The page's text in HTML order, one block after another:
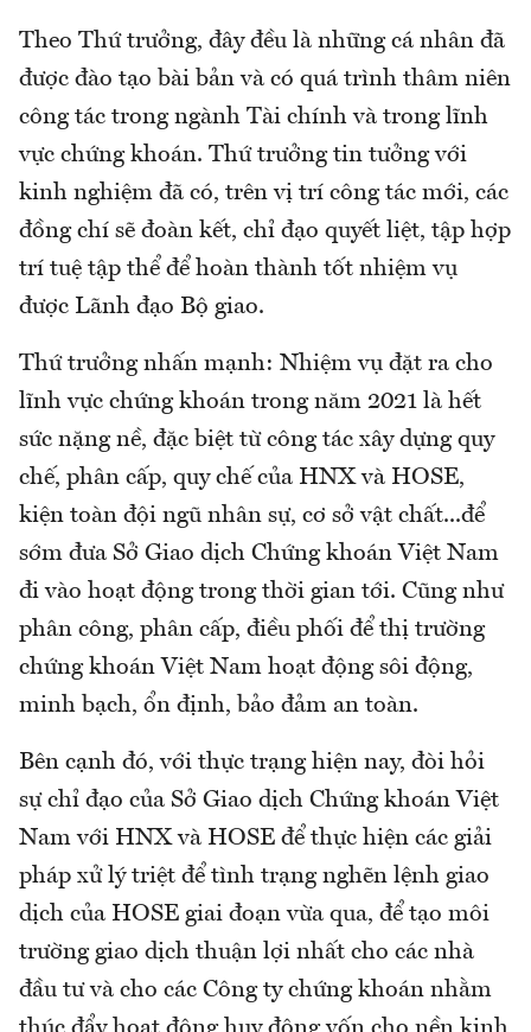
Theo Thứ trưởng, đây đều là những cá nhân đã
được đào tạo bài bản và có quá trình thâm niên
công tác trong ngành Tài chính và trong lĩnh
vực chứng khoán. Thứ trưởng tin tưởng với
kinh nghiệm đã có, trên vị trí công tác mới, các
đồng chí sẽ đoàn kết, chỉ đạo quyết liệt, tập hợp
trí tuệ tập thể để hoàn thành tốt nhiệm vụ
được Lãnh đạo Bộ giao.
Thứ trưởng nhấn mạnh: Nhiệm vụ đặt ra cho
lĩnh vực chứng khoán trong năm 2021 là hết
sức nặng nề, đặc biệt từ công tác xây dựng quy
chế, phân cấp, quy chế của HNX và HOSE,
kiện toàn đội ngũ nhân sự, cơ sở vật chất...để
sớm đưa Sở Giao dịch Chứng khoán Việt Nam
đi vào hoạt động trong thời gian tới. Cũng như
phân công, phân cấp, điều phối để thị trường
chứng khoán Việt Nam hoạt động sôi động,
minh bạch, ổn định, bảo đảm an toàn.
Bên cạnh đó, với thực trạng hiện nay, đòi hỏi
sự chỉ đạo của Sở Giao dịch Chứng khoán Việt
Nam với HNX và HOSE để thực hiện các giải
pháp xử lý triệt để tình trạng nghẽn lệnh giao
dịch của HOSE giai đoạn vừa qua, để tạo môi
trường giao dịch thuận lợi nhất cho các nhà
đầu tư và cho các Công ty chứng khoán nhằm